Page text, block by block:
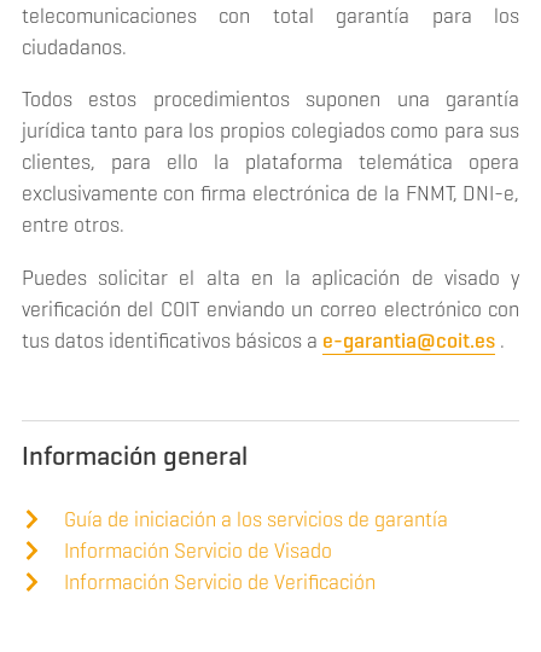
telecomunicaciones con total garantía para los
ciudadanos.
Todos estos procedimientos suponen una garantía
jurídica tanto para los propios colegiados como para sus
clientes, para ello la plataforma telemática opera
exclusivamente con firma electrónica de la FNMT, DNI-e,
entre otros.
Puedes solicitar el alta en la aplicación de visado y
verificación del COIT enviando un correo electrónico con
tus datos identificativos básicos a e-garantia@coit.es.
Información general
Guía de iniciación a los servicios de garantía
Información Servicio de Visado
Información Servicio de Verificación